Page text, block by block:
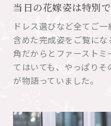
当日の花嫁姿は特別
ドレス選びなど全てご
含めた完成姿をご覧に
角だからとファースト
てはいても、やっぱり
が物語っていました。